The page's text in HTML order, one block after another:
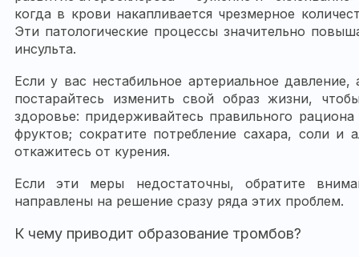
когда в крови накапливается чрезмерное
Эти патологические процессы значительно
инсульта.
Если у вас нестабильное артериальное
постарайтесь изменить свой образ жизни,
здоровье: придерживайтесь правильного
фруктов; сократите потребление сахара, соли и
откажитесь от курения.
Если эти меры недостаточны, обратите
направлены на решение сразу ряда этих проблем.
К чему приводит образование тромбов?